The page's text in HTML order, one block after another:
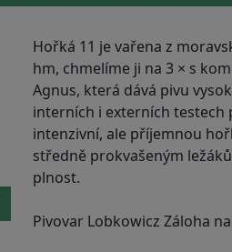
Hořká 11 je vařena z
hm, chmelíme ji na 3 × s
Agnus, která dává pivu
interních i externích testech
intenzivní, ale příjemnou
středně prokvašeným
plnost.
Pivovar Lobkowicz Záloha